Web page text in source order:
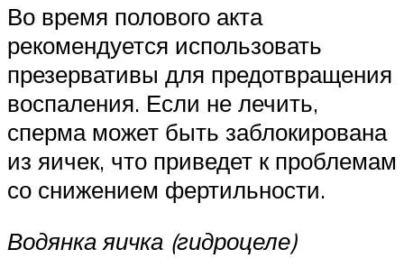
Во время полового акта
рекомендуется использовать
презервативы для предотвращения
воспаления. Если не лечить,
сперма может быть заблокирована
из яичек, что приведет к проблемам
со снижением фертильности.
Водянка яичка (гидроцеле)